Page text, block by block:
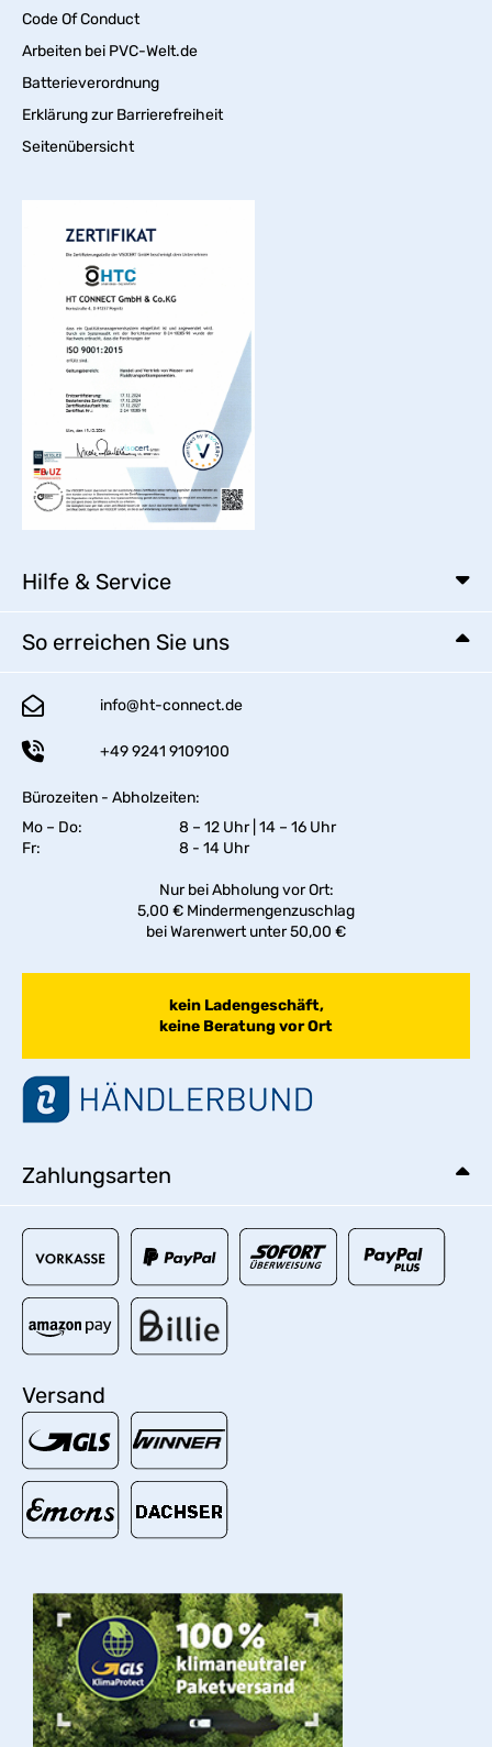
Code Of Conduct
Arbeiten bei PVC-Welt.de
Batterieverordnung
Erklärung zur Barrierefreiheit
Seitenübersicht
Hilfe & Service
So erreichen Sie uns
info@ht-connect.de
+49 9241 9109100
Bürozeiten - Abholzeiten:
Mo – Do:
8 – 12 Uhr | 14 – 16 Uhr
Fr:
8 - 14 Uhr
Nur bei Abholung vor Ort:
5,00 € Mindermengenzuschlag
bei Warenwert unter 50,00 €
kein Ladengeschäft,
keine Beratung vor Ort
Zahlungsarten
Versand